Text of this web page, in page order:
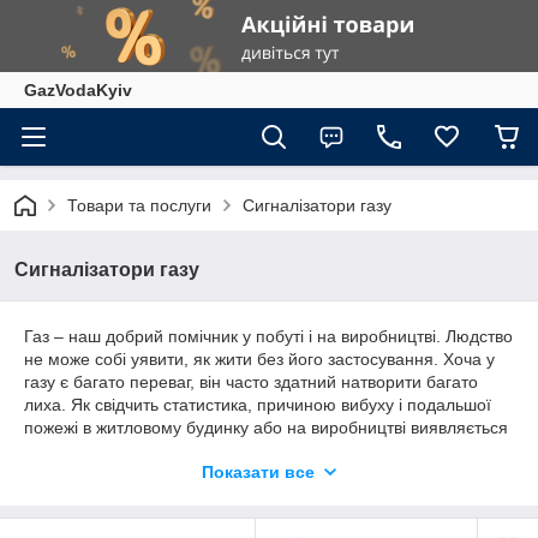
GazVodaKyiv
Товари та послуги Сигналізатори газу
Сигналізатори газу
Газ – наш добрий помічник у побуті і на виробництві. Людство
не може собі уявити, як жити без його застосування. Хоча у
газу є багато переваг, він часто здатний натворити багато
лиха. Як свідчить статистика, причиною вибуху і подальшої
пожежі в житловому будинку або на виробництві виявляється
необхідно своєчасно встановити сигналізатор загазованості
відключення його подачі, інформування при виникненні
Показати все